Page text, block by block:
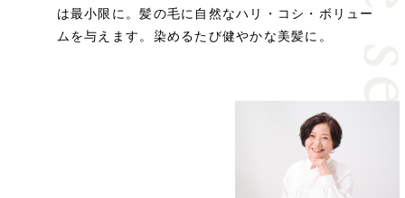
は最小限に。髪の毛に自然なハリ・コシ・ボリュー
ムを与えます。染めるたび健やかな美髪に。